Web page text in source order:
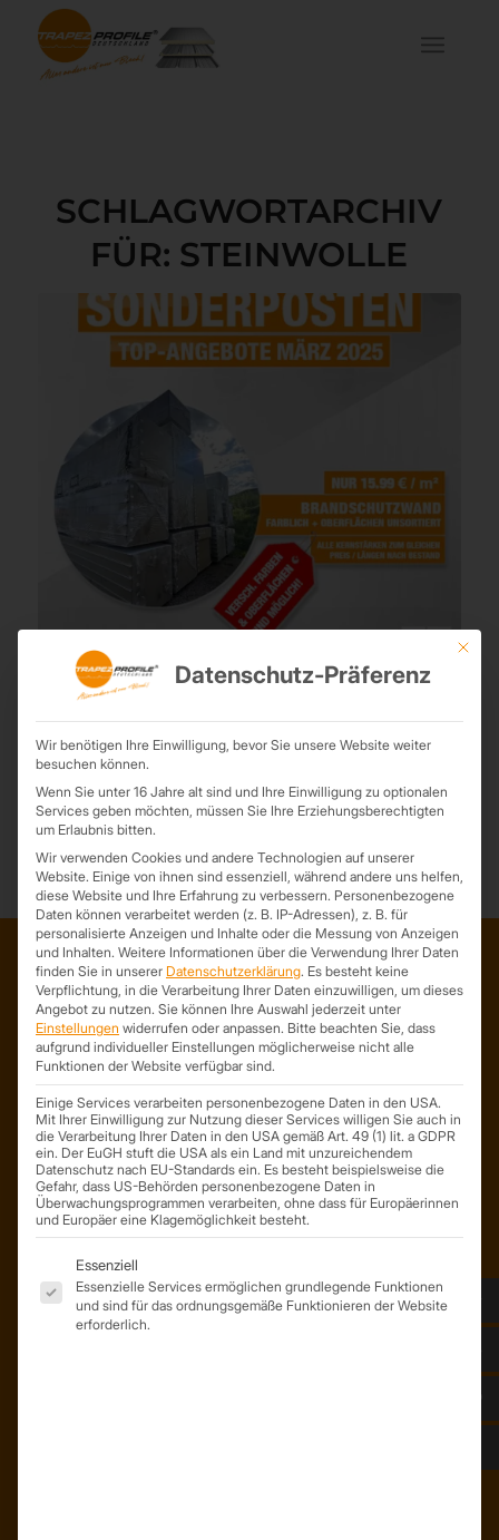
SCHLAGWORTARCHIV
FÜR: STEINWOLLE
Mineralwolle-Platten zum Sonderpreis im März
3. März 2025
tolle Sonderposten an, einer sticht dabei besonders hervor -
ADRESSE
Trapezprofile Deutschland
ist ein Geschäftsbereich der
On Spot Service GmbH
Söllichauer Straße 7
04356 Leipzig
Deutschland
Mail: info@trapezprofile-deutschland.de
Tel.: +49 341 520 19 139
Mit
Datenschutz-Präferenz
Wir benötigen Ihre Einwilligung, bevor Sie unsere Website weiter
besuchen können.
Wenn Sie unter 16 Jahre alt sind und Ihre Einwilligung zu optionalen
Services geben möchten, müssen Sie Ihre Erziehungsberechtigten
um Erlaubnis bitten.
Wir verwenden Cookies und andere Technologien auf unserer
Website. Einige von ihnen sind essenziell, während andere uns helfen,
diese Website und Ihre Erfahrung zu verbessern. Personenbezogene
Daten können verarbeitet werden (z. B. IP-Adressen), z. B. für
personalisierte Anzeigen und Inhalte oder die Messung von Anzeigen
und Inhalten. Weitere Informationen über die Verwendung Ihrer Daten
finden Sie in unserer Datenschutzerklärung. Es besteht keine
Verpflichtung, in die Verarbeitung Ihrer Daten einzuwilligen, um dieses
Angebot zu nutzen. Sie können Ihre Auswahl jederzeit unter
Einstellungen widerrufen oder anpassen. Bitte beachten Sie, dass
aufgrund individueller Einstellungen möglicherweise nicht alle
Funktionen der Website verfügbar sind.
Einige Services verarbeiten personenbezogene Daten in den USA.
Mit Ihrer Einwilligung zur Nutzung dieser Services willigen Sie auch in
die Verarbeitung Ihrer Daten in den USA gemäß Art. 49 (1) lit. a GDPR
ein. Der EuGH stuft die USA als ein Land mit unzureichendem
Datenschutz nach EU-Standards ein. Es besteht beispielsweise die
Gefahr, dass US-Behörden personenbezogene Daten in
Überwachungsprogrammen verarbeiten, ohne dass für Europäerinnen
und Europäer eine Klagemöglichkeit besteht.
Es folgt eine Liste der Service-Gruppen, für die eine
Essenziell
Essenzielle Services ermöglichen grundlegende Funktionen
und sind für das ordnungsgemäße Funktionieren der Website
erforderlich.